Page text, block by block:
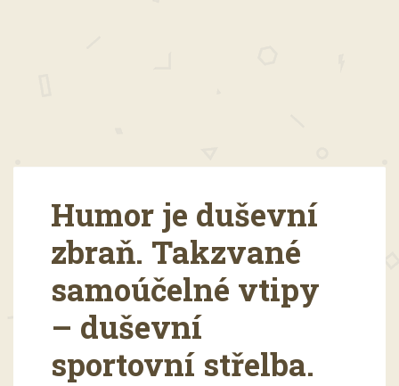
Humor je duševní
zbraň. Takzvané
samoúčelné vtipy
– duševní
sportovní střelba.